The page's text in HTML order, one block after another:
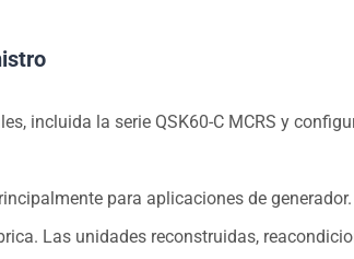
incluida la serie QSK60-C MCRS y
para aplicaciones de generador.
Las unidades reconstruidas,